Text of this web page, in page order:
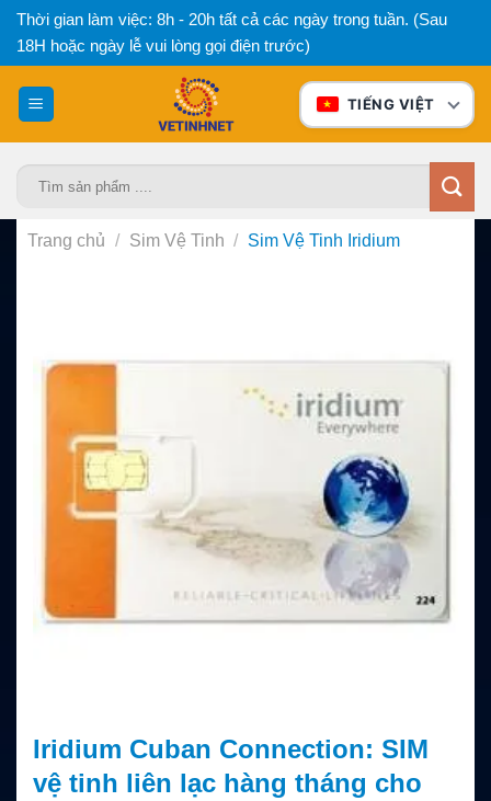
Bỏ
qua
nội
dung
Thời gian làm việc: 8h - 20h tất cả các ngày trong tuần. (Sau
18H hoặc ngày lễ vui lòng gọi điện trước)
TIẾNG VIỆT
Trang chủ / Sim Vệ Tinh / Sim Vệ Tinh Iridium
Iridium Cuban Connection: SIM
vệ tinh liên lạc hàng tháng cho